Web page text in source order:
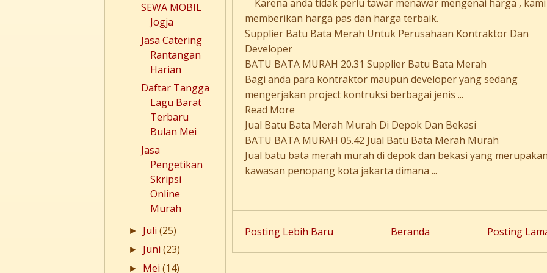
Karena anda tidak perlu tawar menawar mengenai harga , kami
memberikan harga pas dan harga terbaik.
Supplier Batu Bata Merah Untuk Perusahaan Kontraktor Dan
Developer
BATU BATA MURAH 20.31 Supplier Batu Bata Merah
Bagi anda para kontraktor maupun developer yang sedang
mengerjakan project kontruksi berbagai jenis ...
Read More
Jual Batu Bata Merah Murah Di Depok Dan Bekasi
BATU BATA MURAH 05.42 Jual Batu Bata Merah Murah
Jual batu bata merah murah di depok dan bekasi yang
kawasan penopang kota jakarta dimana ...
Posting Lebih Baru Posting
Beranda
SEWA MOBIL
Jogja
Jasa Catering
Rantangan
Harian
Daftar Tangga
Lagu Barat
Terbaru
Bulan Mei
Jasa
Pengetikan
Skripsi
Online
Murah
► Juli(25)
► Juni(23)
► Mei(14)